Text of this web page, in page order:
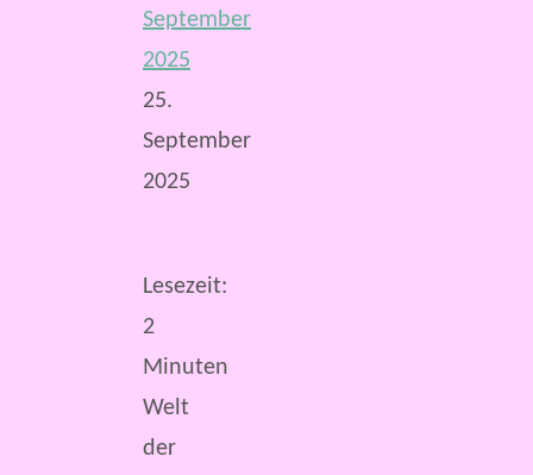
September
2025
25.
September
2025
Lesezeit:
2
Minuten
Welt
der